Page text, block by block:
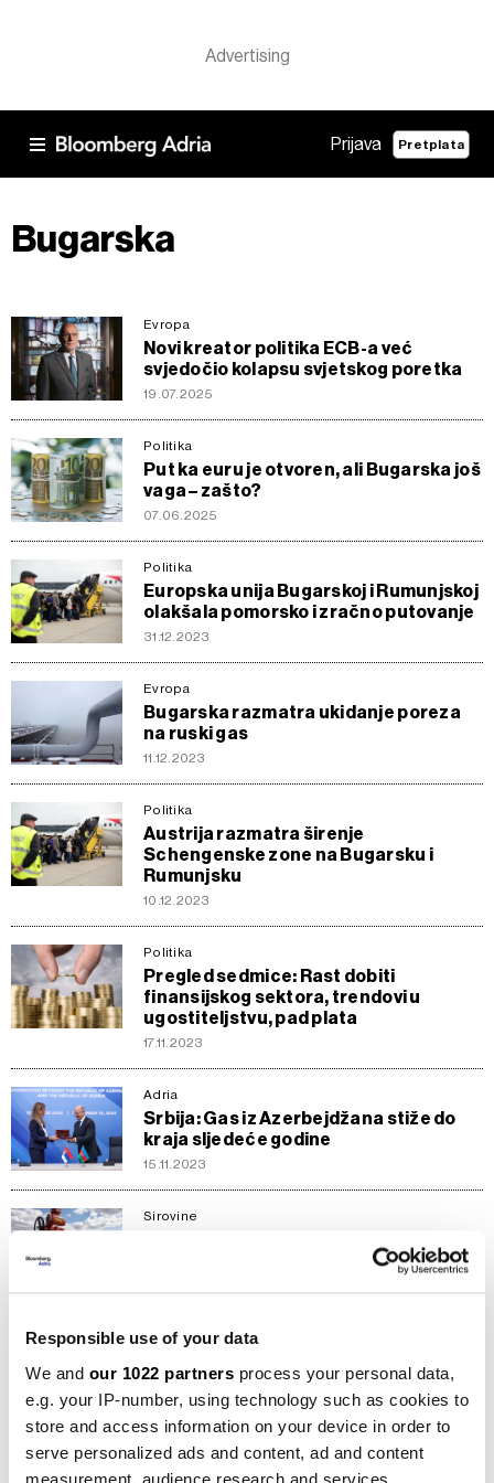
Responsible use of your data
We and our 1022 partners process your personal data,
e.g. your IP-number, using technology such as cookies to
store and access information on your device in order to
serve personalized ads and content, ad and content
measurement, audience research and services
Prijava Pretplata
Bugarska
Evropa
Novi kreator politika ECB-a već
svjedočio kolapsu svjetskog poretka
19.07.2025
Politika
Put ka euru je otvoren, ali Bugarska još
vaga – zašto?
07.06.2025
Politika
Europska unija Bugarskoj i Rumunjskoj
olakšala pomorsko i zračno putovanje
31.12.2023
Evropa
Bugarska razmatra ukidanje poreza
na ruski gas
11.12.2023
Politika
Austrija razmatra širenje
Schengenske zone na Bugarsku i
Rumunjsku
10.12.2023
Politika
Pregled sedmice: Rast dobiti
finansijskog sektora, trendovi u
ugostiteljstvu, pad plata
17.11.2023
Adria
Srbija: Gas iz Azerbejdžana stiže do
kraja sljedeće godine
15.11.2023
Sirovine
spornog poreza na ruski plin
Evropa
Bugarske zbog poreza na tranzit plina
10.11.2023
Evropa